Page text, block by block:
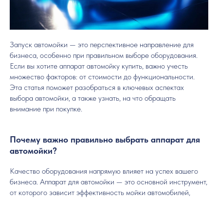
Запуск автомойки — это перспективное направление для
бизнеса, особенно при правильном выборе оборудования.
Если вы хотите аппарат автомойку купить, важно учесть
множество факторов: от стоимости до функциональности.
Эта статья поможет разобраться в ключевых аспектах
выбора автомойки, а также узнать, на что обращать
внимание при покупке.
Почему важно правильно выбрать аппарат для
автомойки?
Качество оборудования напрямую влияет на успех вашего
бизнеса. Аппарат для автомойки — это основной инструмент,
от которого зависит эффективность мойки автомобилей,